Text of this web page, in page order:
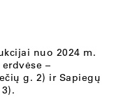
nuo 2024 m.
–
g. 2) ir Sapiegų